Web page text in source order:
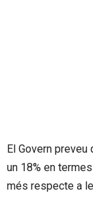
El Govern
un 18% en
més respecte a